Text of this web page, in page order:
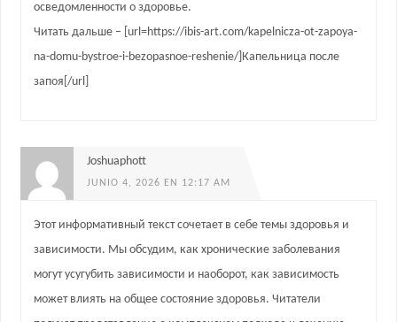
осведомленности о здоровье.
Читать дальше – [url=https://ibis-art.com/kapelnicza-ot-zapoya-
na-domu-bystroe-i-bezopasnoe-reshenie/]Капельница после
запоя[/url]
Joshuaphott
JUNIO 4, 2026 EN 12:17 AM
Этот информативный текст сочетает в себе темы здоровья и
зависимости. Мы обсудим, как хронические заболевания
могут усугубить зависимости и наоборот, как зависимость
может влиять на общее состояние здоровья. Читатели